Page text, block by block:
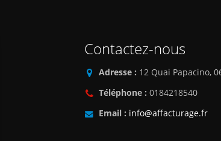
Contactez-nous
Adresse : 12 Quai Papacino,
Téléphone : 0184218540
Email : info@affacturage.fr